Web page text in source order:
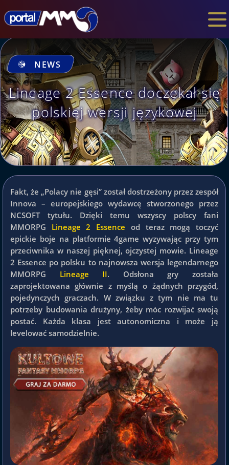
NEWS
Lineage 2 Essence doczekał się
polskiej wersji językowej
Fakt, że „Polacy nie gęsi” został dostrzeżony przez zespół
Innova – europejskiego wydawcę stworzonego przez
NCSOFT tytułu. Dzięki temu wszyscy polscy fani
MMORPG Lineage 2 Essence od teraz mogą toczyć
epickie boje na platformie 4game wyzywając przy tym
przeciwnika w naszej pięknej, ojczystej mowie. Lineage
2 Essence po polsku to najnowsza wersja legendarnego
MMORPG Lineage II. Odsłona gry została
zaprojektowana głównie z myślą o żądnych przygód,
pojedynczych graczach. W związku z tym nie ma tu
potrzeby budowania drużyny, żeby móc rozwijać swoją
postać. Każda klasa jest autonomiczna i może ją
levelować samodzielnie.